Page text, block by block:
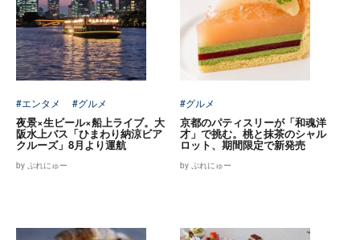
#エンタメ #グルメ
夜景×生ビール×船上ライブ。大
阪水上バス「ひまわり納涼ビア
クルーズ」8月より運航
by ぷれにゅー
#グルメ
京都のパティスリーが「和魂洋
才」で挑む。桃と抹茶のシャル
ロット、期間限定で新発売
by ぷれにゅー